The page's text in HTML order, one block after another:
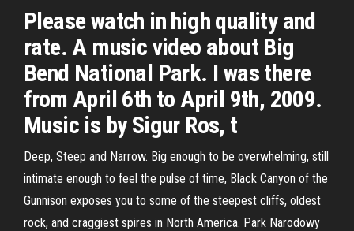
Please watch in high quality and
rate. A music video about Big
Bend National Park. I was there
from April 6th to April 9th, 2009.
Music is by Sigur Ros, t
Deep, Steep and Narrow. Big enough to be overwhelming, still
intimate enough to feel the pulse of time, Black Canyon of the
Gunnison exposes you to some of the steepest cliffs, oldest
rock, and craggiest spires in North America. Park Narodowy